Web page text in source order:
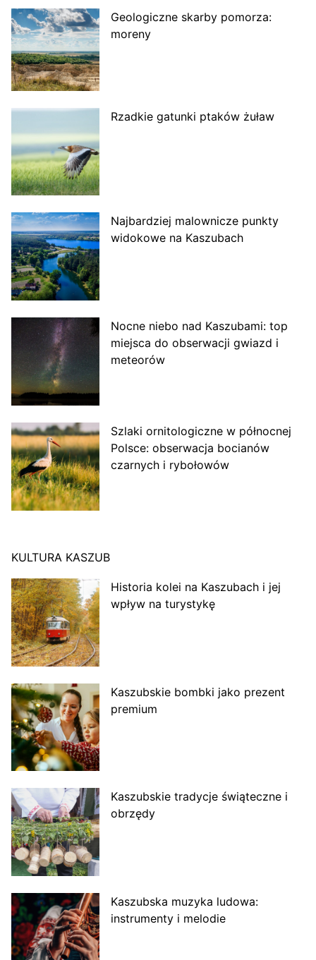
Geologiczne skarby pomorza:
moreny
Rzadkie gatunki ptaków żuław
Najbardziej malownicze punkty
widokowe na Kaszubach
Nocne niebo nad Kaszubami: top
miejsca do obserwacji gwiazd i
meteorów
Szlaki ornitologiczne w północnej
Polsce: obserwacja bocianów
czarnych i rybołowów
KULTURA KASZUB
Historia kolei na Kaszubach i jej
wpływ na turystykę
Kaszubskie bombki jako prezent
premium
Kaszubskie tradycje świąteczne i
obrzędy
Kaszubska muzyka ludowa:
instrumenty i melodie